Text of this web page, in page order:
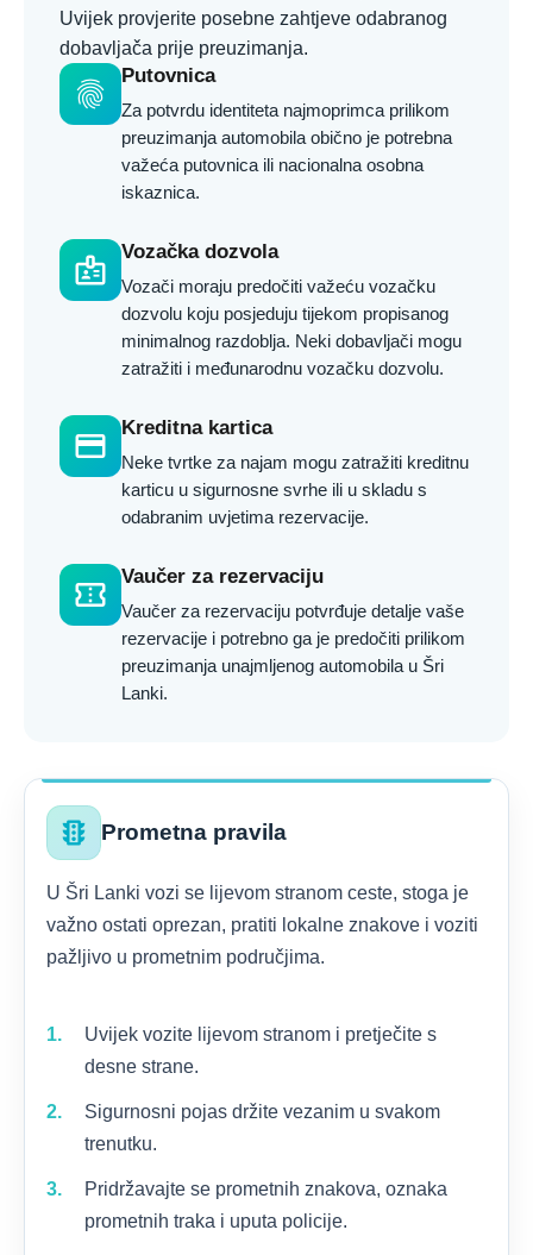
Uvijek provjerite posebne zahtjeve odabranog
dobavljača prije preuzimanja.
fingerprint
Putovnica
Za potvrdu identiteta najmoprimca prilikom
preuzimanja automobila obično je potrebna
važeća putovnica ili nacionalna osobna
iskaznica.
badge
Vozačka dozvola
Vozači moraju predočiti važeću vozačku
dozvolu koju posjeduju tijekom propisanog
minimalnog razdoblja. Neki dobavljači mogu
zatražiti i međunarodnu vozačku dozvolu.
credit_card
Kreditna kartica
Neke tvrtke za najam mogu zatražiti kreditnu
karticu u sigurnosne svrhe ili u skladu s
odabranim uvjetima rezervacije.
confirmation_number
Vaučer za rezervaciju
Vaučer za rezervaciju potvrđuje detalje vaše
rezervacije i potrebno ga je predočiti prilikom
preuzimanja unajmljenog automobila u Šri
Lanki.
traffic Prometna pravila
U Šri Lanki vozi se lijevom stranom ceste, stoga je
važno ostati oprezan, pratiti lokalne znakove i voziti
pažljivo u prometnim područjima.
Uvijek vozite lijevom stranom i pretječite s
desne strane.
Sigurnosni pojas držite vezanim u svakom
trenutku.
Pridržavajte se prometnih znakova, oznaka
prometnih traka i uputa policije.